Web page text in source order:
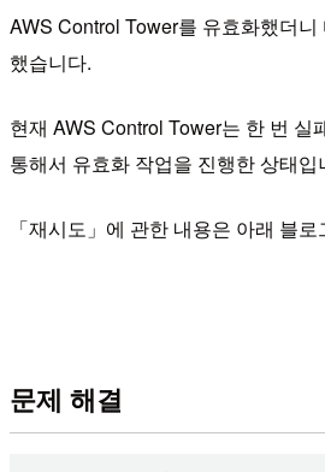
AWS Control Tower를 유효화했더
했습니다.
현재 AWS Control Tower는 한 번 실
통해서 유효화 작업을 진행한 상태입
「재시도」에 관한 내용은 아래 블
문제 해결